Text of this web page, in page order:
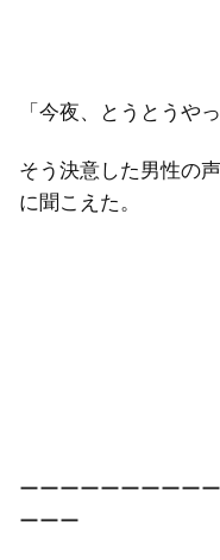
「今夜、とうとうや
そう決意した男性の
に聞こえた。
ーーーーーーーーー
ーーー